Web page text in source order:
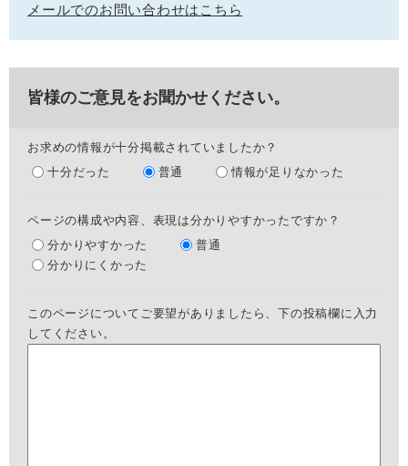
メールでのお問い合わせはこちら
皆様のご意見をお聞かせください。
お求めの情報が十分掲載されていましたか？
十分だった
普通 情報が足りなかった
ページの構成や内容、表現は分かりやすかったですか？
分かりやすかった
普通
分かりにくかった
このページについてご要望がありましたら、下の投稿欄に入力
してください。